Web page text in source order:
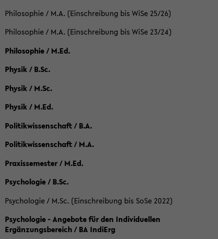
Philosophie / M.A. (Einschreibung bis WiSe 25/26)
Philosophie / M.A. (Einschreibung bis WiSe 23/24)
Philosophie / M.Ed.
Physik / B.Sc.
Physik / M.Sc.
Physik / M.Ed.
Politikwissenschaft / B.A.
Politikwissenschaft / M.A.
Praxissemester / M.Ed.
Psychologie / B.Sc.
Psychologie / M.Sc. (Einschreibung bis SoSe 2022)
Psychologie - Angebote für den Individuellen
Ergänzungsbereich / BA IndiErg